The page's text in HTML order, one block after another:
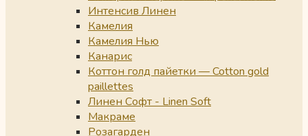
Интенсив Линен
Камелия
Камелия Нью
Канарис
Коттон голд пайетки — Cotton gold
paillettes
Линен Софт - Linen Soft
Макраме
Розагарден